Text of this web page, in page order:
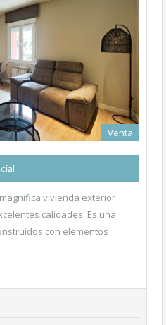
Venta
vivienda exterior
calidades. Es una
con elementos